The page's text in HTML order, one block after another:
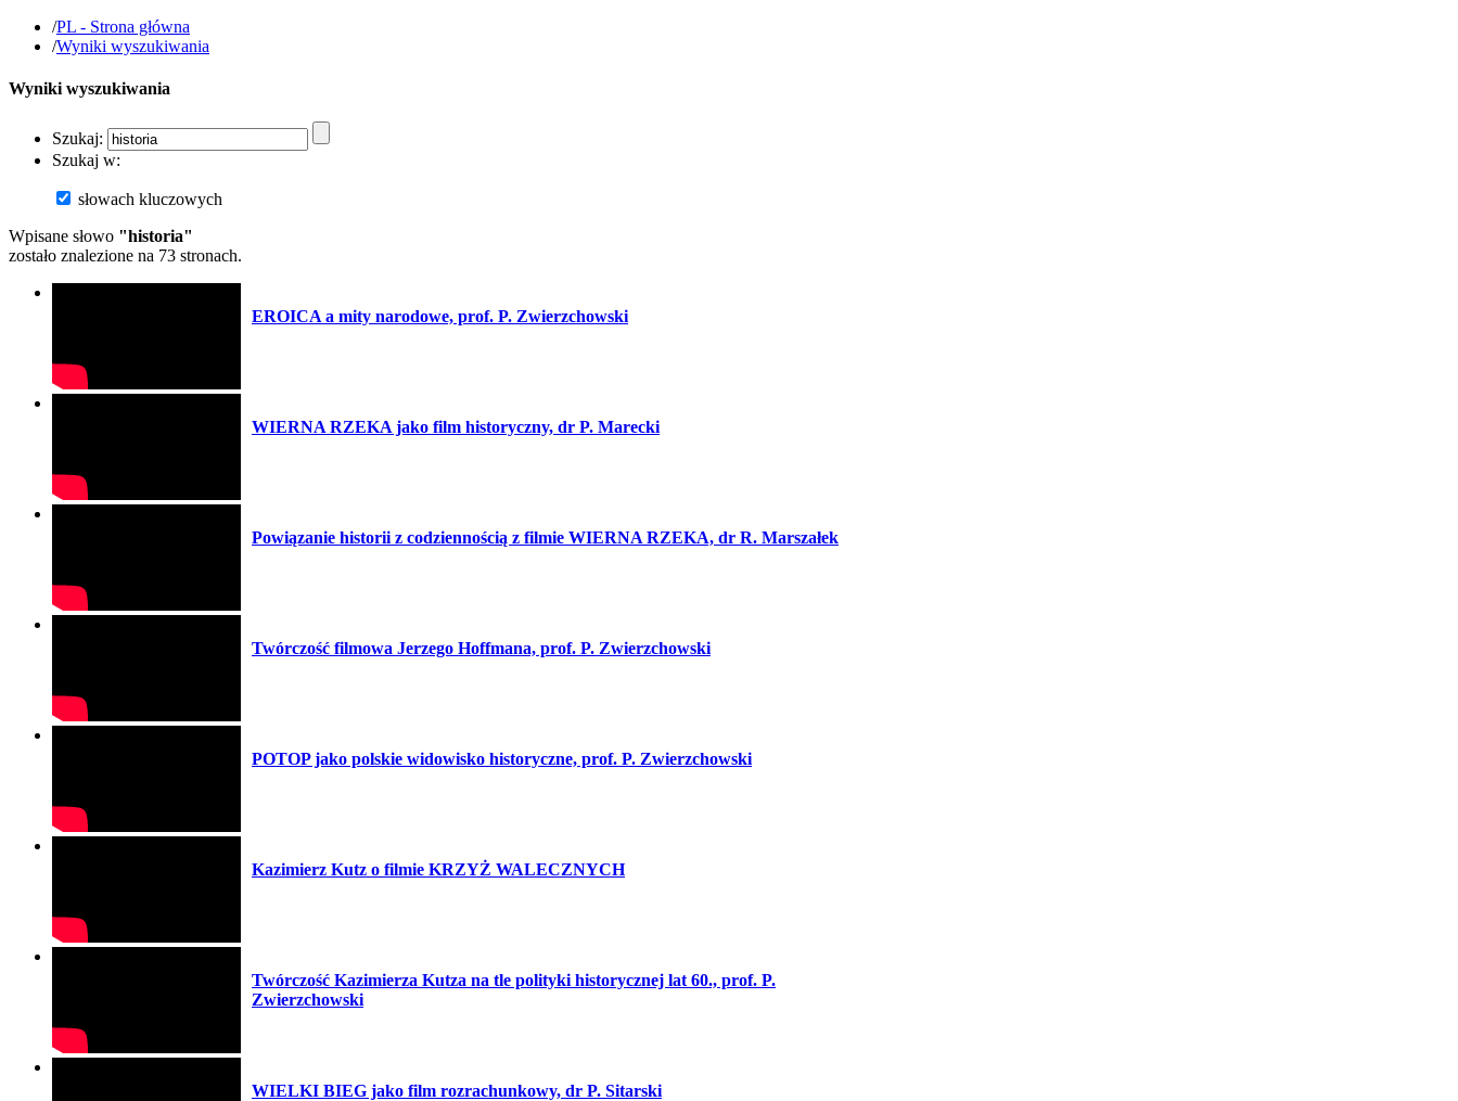
/PL - Strona główna
/Wyniki wyszukiwania
Wyniki wyszukiwania
Szukaj:
Szukaj w:
słowach kluczowych
Wpisane słowo "historia"
zostało znalezione na 73 stronach.
EROICA a mity narodowe, prof. P. Zwierzchowski
WIERNA RZEKA jako film historyczny, dr P. Marecki
Powiązanie historii z codziennością z filmie WIERNA RZEKA, dr R. Marszałek
Twórczość filmowa Jerzego Hoffmana, prof. P. Zwierzchowski
POTOP jako polskie widowisko historyczne, prof. P. Zwierzchowski
Kazimierz Kutz o filmie KRZYŻ WALECZNYCH
Twórczość Kazimierza Kutza na tle polityki historycznej lat 60., prof. P.
Zwierzchowski
WIELKI BIEG jako film rozrachunkowy, dr P. Sitarski